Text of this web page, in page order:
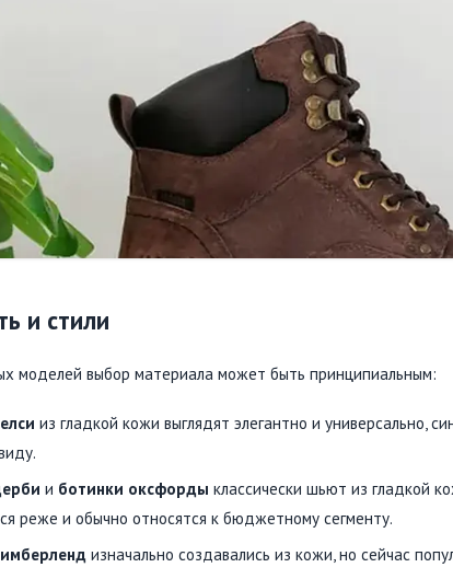
и стили
моделей выбор материала может быть принципиальным:
из гладкой кожи выглядят элегантно и универсально,
и ботинки оксфорды классически шьют из гладкой
реже и обычно относятся к бюджетному сегменту.
изначально создавались из кожи, но сейчас